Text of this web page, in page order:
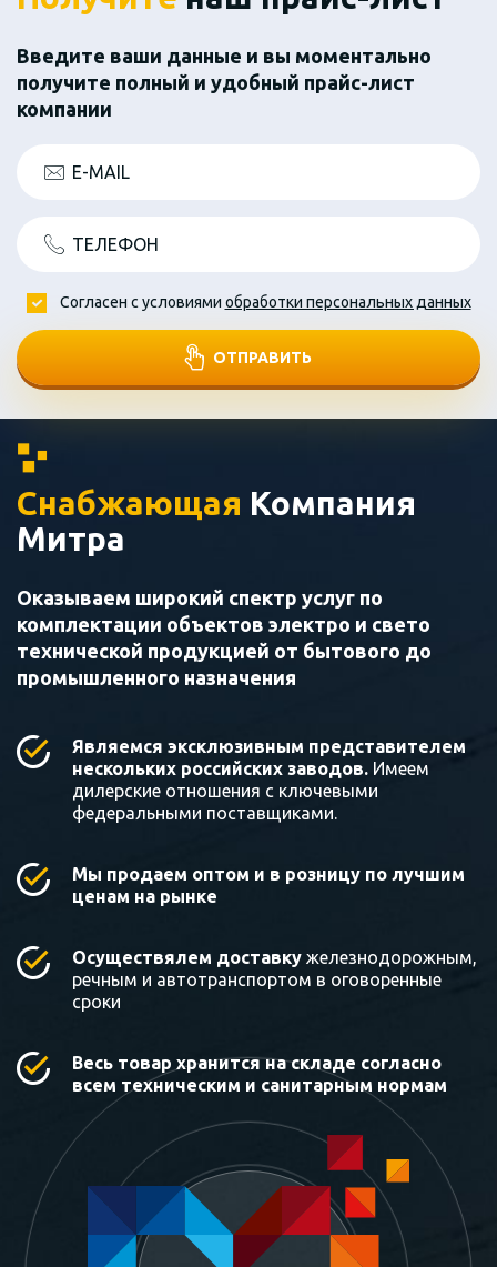
Введите ваши данные и вы моментально
получите полный и удобный прайс-лист
компании
E-MAIL
ТЕЛЕФОН
ОТПРАВИТЬ
Согласен с условиями обработки персональных данных
Снабжающая Компания
Митра
Оказываем широкий спектр услуг по
комплектации объектов электро и свето
технической продукцией от бытового до
промышленного назначения
Являемся эксклюзивным представителем
нескольких российских заводов. Имеем
дилерские отношения с ключевыми
федеральными поставщиками.
Мы продаем оптом и в розницу по лучшим
ценам на рынке
Осуществялем доставку железнодорожным,
речным и автотранспортом в оговоренные
сроки
Весь товар хранится на складе согласно
всем техническим и санитарным нормам